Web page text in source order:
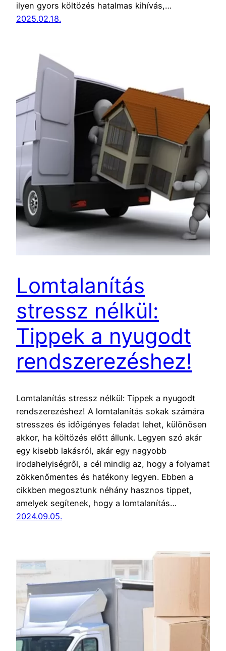
ilyen gyors költözés hatalmas kihívás,…
2025.02.18.
Lomtalanítás
stressz nélkül:
Tippek a nyugodt
rendszerezéshez!
Lomtalanítás stressz nélkül: Tippek a nyugodt
rendszerezéshez! A lomtalanítás sokak számára
stresszes és időigényes feladat lehet, különösen
akkor, ha költözés előtt állunk. Legyen szó akár
egy kisebb lakásról, akár egy nagyobb
irodahelyiségről, a cél mindig az, hogy a folyamat
zökkenőmentes és hatékony legyen. Ebben a
cikkben megosztunk néhány hasznos tippet,
amelyek segítenek, hogy a lomtalanítás…
2024.09.05.